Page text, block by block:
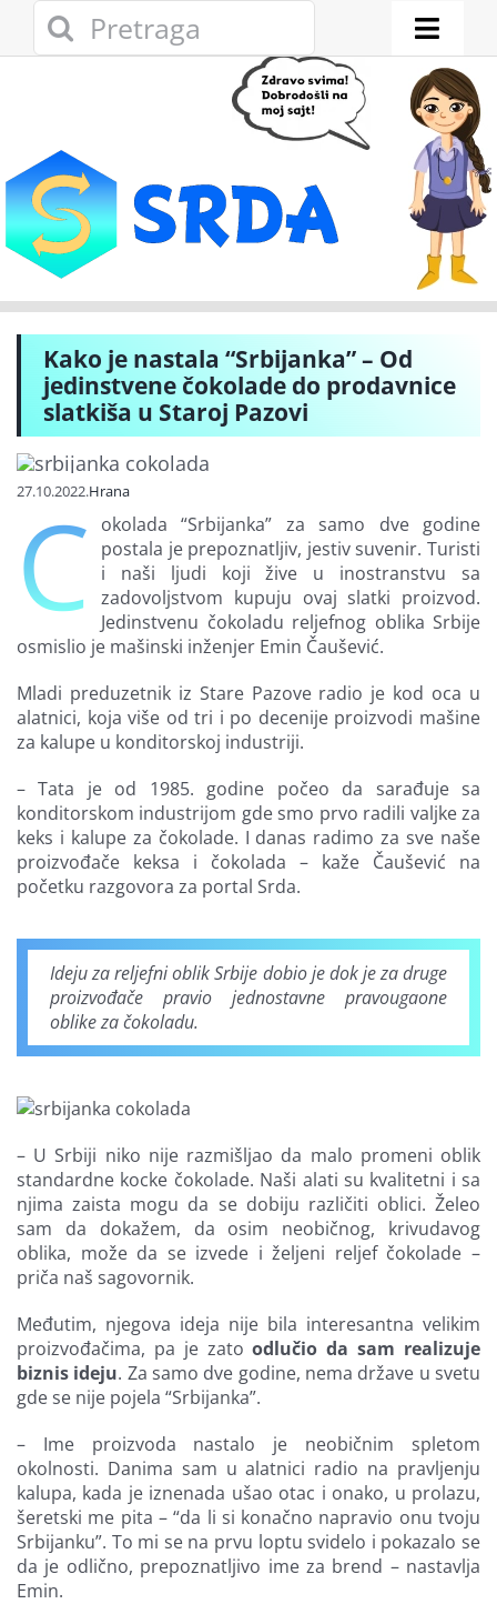
Search
for:
Toggle
Eko adresar
Eko pravo
Gde reciklirati
Akcije
Zelena privreda
Finansiranje
O nama
Kako je nastala “Srbijanka” – Od
jedinstvene čokolade do prodavnice
slatkiša u Staroj Pazovi
27.10.2022.Hrana
Č
okolada “Srbijanka” za samo dve godine
postala je prepoznatljiv, jestiv suvenir. Turisti
i naši ljudi koji žive u inostranstvu sa
zadovoljstvom kupuju ovaj slatki proizvod.
Jedinstvenu čokoladu reljefnog oblika Srbije
osmislio je mašinski inženjer Emin Čaušević.
Mladi preduzetnik iz Stare Pazove radio je kod oca u
alatnici, koja više od tri i po decenije proizvodi mašine
za kalupe u konditorskoj industriji.
– Tata je od 1985. godine počeo da sarađuje sa
konditorskom industrijom gde smo prvo radili valjke za
keks i kalupe za čokolade. I danas radimo za sve naše
proizvođače keksa i čokolada – kaže Čaušević na
početku razgovora za portal Srda.
Ideju za reljefni oblik Srbije dobio je dok je za druge
proizvođače pravio jednostavne pravougaone
oblike za čokoladu.
– U Srbiji niko nije razmišljao da malo promeni oblik
standardne kocke čokolade. Naši alati su kvalitetni i sa
njima zaista mogu da se dobiju različiti oblici. Želeo
sam da dokažem, da osim neobičnog, krivudavog
oblika, može da se izvede i željeni reljef čokolade –
priča naš sagovornik.
Međutim, njegova ideja nije bila interesantna velikim
proizvođačima, pa je zatoodlučio da sam realizuje
biznis ideju. Za samo dve godine, nema države u svetu
gde se nije pojela “Srbijanka”.
– Ime proizvoda nastalo je neobičnim spletom
okolnosti. Danima sam u alatnici radio na pravljenju
kalupa, kada je iznenada ušao otac i onako, u prolazu,
šeretski me pita – “da li si konačno napravio onu tvoju
Srbijanku”. To mi se na prvu loptu svidelo i pokazalo se
da je odlično, prepoznatljivo ime za brend – nastavlja
Emin.